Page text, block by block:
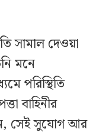
সামাল দেওয়া
মনে
পরিস্থিতি
বাহিনীর
সেই সুযোগ আর